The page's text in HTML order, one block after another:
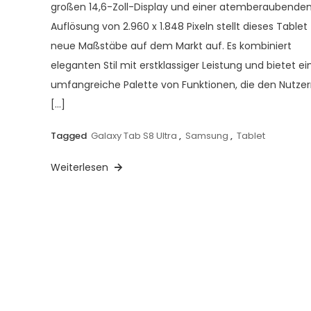
großen 14,6-Zoll-Display und einer atemberaubenden
Auflösung von 2.960 x 1.848 Pixeln stellt dieses Tablet
neue Maßstäbe auf dem Markt auf. Es kombiniert
eleganten Stil mit erstklassiger Leistung und bietet
umfangreiche Palette von Funktionen, die den
[…]
Tagged Galaxy Tab S8 Ultra , Samsung , Tablet
Weiterlesen